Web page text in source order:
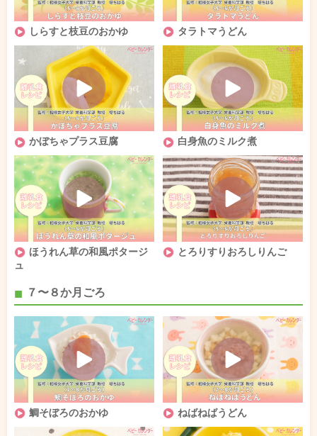
しらすと枝豆のおかゆ タラトマうどん
かぼちゃプラス豆腐 白身魚のミルク煮
ほうれん草の和風ポタージ
ュ
とろりすりおろしりんご
７〜８か月ごろ
鯛そぼろのおかゆ ねばねばうどん